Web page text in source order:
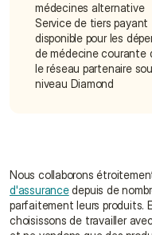
médecines alternative
Service de tiers payant
disponible pour les
de médecine courante
le réseau partenaire
niveau Diamond
Nous collaborons
d'assurance depuis de
parfaitement leurs produits.
choisissons de travailler